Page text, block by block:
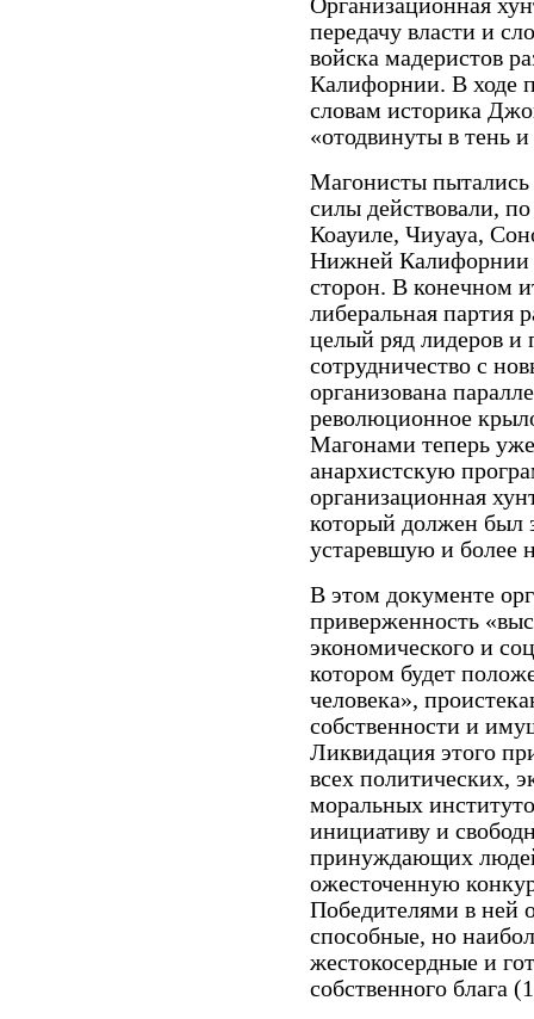
Организационная
передачу власти и
войска мадеристов
Калифорнии. В ходе
словам историка
«отодвинуты в тень
Магонисты пытались
силы действовали,
Коауиле, Чиуауа,
Нижней Калифорнии
сторон. В конечном
либеральная партия
целый ряд лидеров
сотрудничество с
организована
революционное
Магонами теперь
анархистскую
организационная
который должен был
устаревшую и более
В этом документе
приверженность
экономического и
котором будет
человека»,
собственности и
Ликвидация этого
всех политических,
моральных
инициативу и
принуждающих
ожесточенную
Победителями в ней
способные, но
жестокосердные и
собственного блага